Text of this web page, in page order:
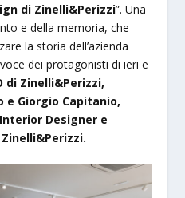
di Zinelli&Perizzi”. Una
e della memoria, che
la storia dell’azienda
dei protagonisti di ieri e
di Zinelli&Perizzi,
e Giorgio Capitanio,
Designer e